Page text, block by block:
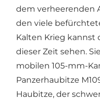
dem verheerenden
den viele
Kalten Krieg kannst
dieser Zeit sehen.
mobilen 105-mm-
Panzerhaubitze
Haubitze, der